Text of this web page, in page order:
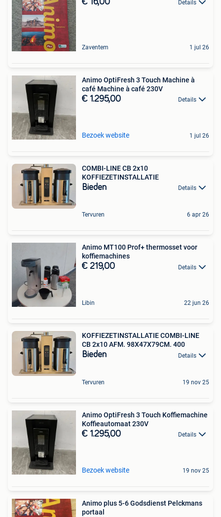
€ 16,00 Details
Zaventem 1 jul 26
Animo OptiFresh 3 Touch Machine à
café Machine à café 230V
€ 1.295,00 Details
Bezoek website 1 jul 26
COMBI-LINE CB 2x10
KOFFIEZETINSTALLATIE
Bieden Details
Tervuren 6 apr 26
Animo MT100 Prof+ thermosset voor
koffiemachines
€ 219,00 Details
Libin 22 jun 26
KOFFIEZETINSTALLATIE COMBI-LINE
CB 2x10 AFM. 98X47X79CM. 400
Bieden Details
Tervuren 19 nov 25
Animo OptiFresh 3 Touch Koffiemachine
Koffieautomaat 230V
€ 1.295,00 Details
Bezoek website 19 nov 25
Animo plus 5-6 Godsdienst Pelckmans
portaal